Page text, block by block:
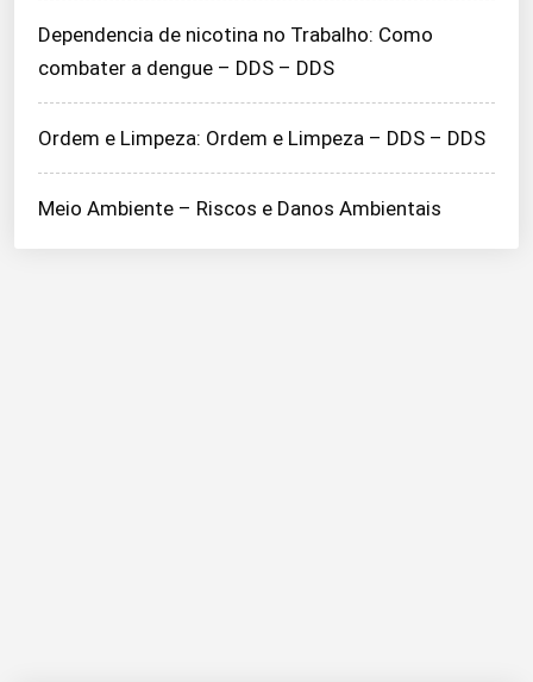
Dependencia de nicotina no Trabalho: Como
combater a dengue – DDS – DDS
Ordem e Limpeza: Ordem e Limpeza – DDS – DDS
Meio Ambiente – Riscos e Danos Ambientais